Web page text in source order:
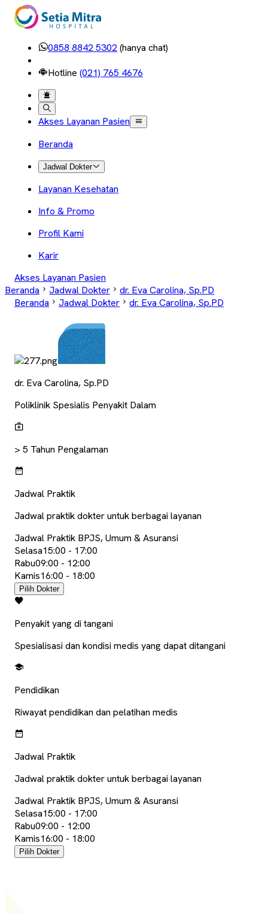
0858 8842 5302 (hanya chat)
Hotline (021) 765 4676
Akses Layanan Pasien
Beranda
Jadwal Dokter
Layanan Kesehatan
Info & Promo
Profil Kami
Karir
Akses Layanan Pasien
Beranda
Jadwal Dokter
dr. Eva Carolina, Sp.PD
Beranda
Jadwal Dokter dr. Eva Carolina, Sp.PD
dr. Eva Carolina, Sp.PD
Poliklinik Spesialis Penyakit Dalam
> 5 Tahun Pengalaman
Jadwal Praktik
Jadwal praktik dokter untuk berbagai layanan
Jadwal Praktik BPJS, Umum & Asuransi
Selasa15:00 - 17:00
Rabu09:00 - 12:00
Kamis16:00 - 18:00
Pilih Dokter
Penyakit yang di tangani
Spesialisasi dan kondisi medis yang dapat ditangani
Pendidikan
Riwayat pendidikan dan pelatihan medis
Jadwal Praktik
Jadwal praktik dokter untuk berbagai layanan
Jadwal Praktik BPJS, Umum & Asuransi
Selasa15:00 - 17:00
Rabu09:00 - 12:00
Kamis16:00 - 18:00
Pilih Dokter